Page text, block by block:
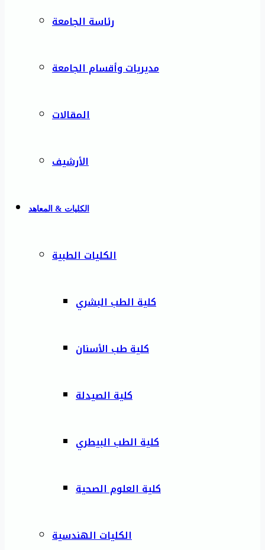
رئاسة الجامعة
مديريات وأقسام الجامعة
المقالات
الأرشيف
الكليات & المعاهد
الكليات الطبية
كلية الطب البشري
كلية طب الأسنان
كلية الصيدلة
كلية الطب البيطري
كلية العلوم الصحية
الكليات الهندسية